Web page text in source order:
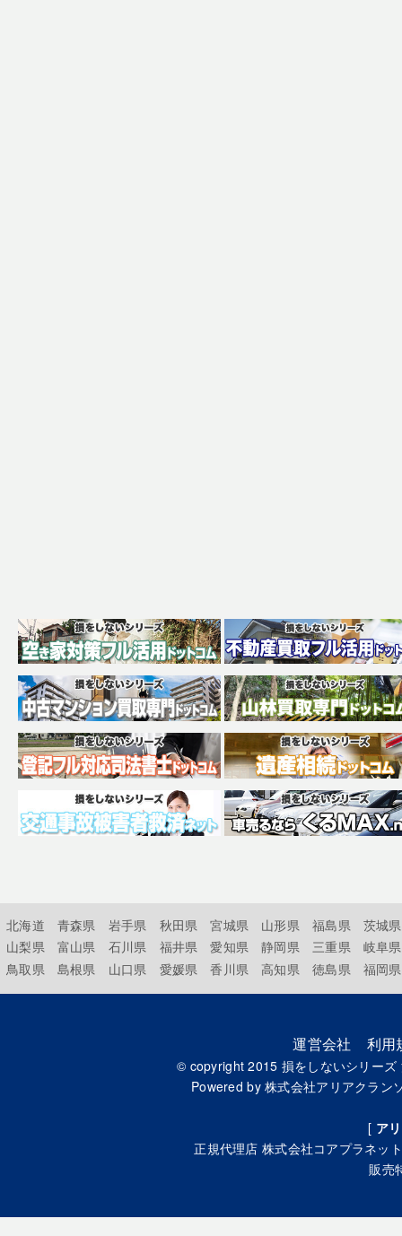
北海道 青森県 岩手県 秋田県 宮城県 山形県 福島県
茨城県
山梨県
富山県 石川県 福井県 愛知県 静岡県 三重県
岐阜県
鳥取県
島根県 山口県 愛媛県 香川県 高知県 徳島県 福岡県
運営会社 利用
© copyright 2015 損をしないシリー
Powered by株式会社アリアクラン
[ ア
正規代理店 株式会社コアプラネッ
販売